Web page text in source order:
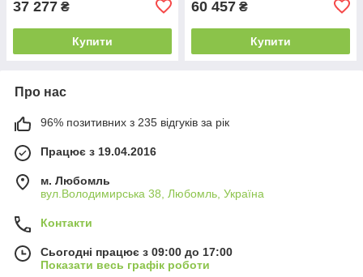
37 277 ₴
Купити
60 457 ₴
Купити
Про нас
96% позитивних з 235 відгуків за рік
Працює з 19.04.2016
м. Любомль
вул.Володимирська 38, Любомль, Україна
Контакти
Сьогодні працює з 09:00 до 17:00
Показати весь графік роботи